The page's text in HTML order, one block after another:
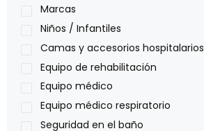
Nidek
Oxiplus
Philips
Pride
Roho
Sillas de ruedas Everest Jennings
Stealth products
Marcas
Niños / Infantiles
Camas y accesorios hospitalarios
Equipo de rehabilitación
Equipo médico
Equipo médico respiratorio
Seguridad en el baño